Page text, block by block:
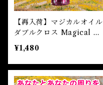
未 Sheep
申 Monkey
スピリチュアル
【再入荷】マジカルオイル
ダブルクロス Magical Oi
l DOUBLE CROSS
¥1,480